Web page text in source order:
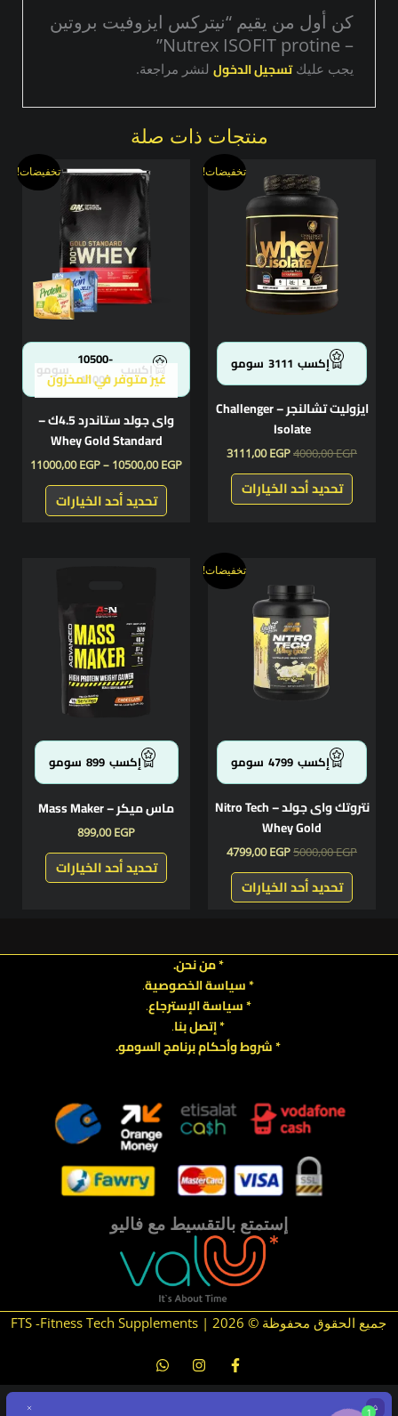
كن أول من يقيم “نيتركس ايزوفيت بروتين
– Nutrex ISOFIT protine”
يجب عليكتسجيل الدخول لنشر مراجعة.
منتجات ذات صلة
تخفيضات!
إكسب 3111 سومو
ايزوليت تشالنجر – Challenger
Isolate
4000,00EGP
الأصلي
هو:
4000,00 EGP.
3111,00EGP
السعر
الحالي
هو:
تحديد أحد الخيارات
هناك
العديد
الخيارات
على
المنتج
تخفيضات!
غير متوفر في المخزون
إكسب 10500-
11000 سومو
واى جولد ستاندرد 4.5ك –
Whey Gold Standard
10500,00EGP
–
11000,00EGP
نطاق
السعر:
تحديد أحد الخيارات
هناك
العديد
المنتج.
يمكن
على
صفحة
تخفيضات!
إكسب 4799 سومو
نتروتك واى جولد – Nitro Tech
Whey Gold
5000,00EGP
هو:
5000,00 EGP.
4799,00EGP
السعر
الحالي
هو:
تحديد أحد الخيارات
هناك
العديد
الخيارات
على
المنتج
إكسب 899 سومو
ماس ميكر – Mass Maker
899,00EGP
تحديد أحد الخيارات
على
المنتج
* من نحن.
* سياسة الخصوصية.
*سياسةالإسترجاع.
* إتصل بنا.
* شروط وأحكام برنامج السومو.
إستمتع بالتقسيط مع فاليو
جميع الحقوق محفوظة © 2026 | FTS -Fitness Tech Supplements
1